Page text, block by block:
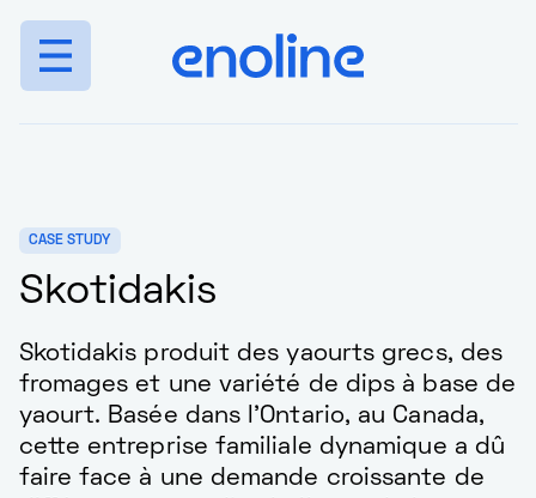
CASE STUDY
Skotidakis
Skotidakis produit des yaourts grecs, des
fromages et une variété de dips à base de
yaourt. Basée dans l'Ontario, au Canada,
cette entreprise familiale dynamique a dû
faire face à une demande croissante de